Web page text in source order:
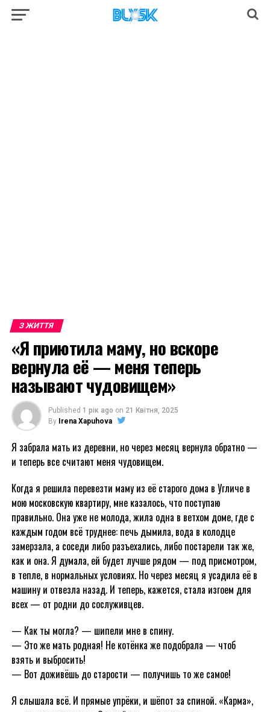
З ЖИТТЯ
«Я приютила маму, но вскоре
вернула её — меня теперь
называют чудовищем»
Published 1 рік ago on 21 Квітня, 2025
By Irena Xapuhova
Я забрала мать из деревни, но через месяц вернула обратно —
и теперь все считают меня чудовищем.
Когда я решила перевезти маму из её старого дома в Угличе в
мою московскую квартиру, мне казалось, что поступаю
правильно. Она уже не молода, жила одна в ветхом доме, где с
каждым годом всё труднее: печь дымила, вода в колодце
замерзала, а соседи либо разъехались, либо постарели так же,
как и она. Я думала, ей будет лучше рядом — под присмотром,
в тепле, в нормальных условиях. Но через месяц я усадила её в
машину и отвезла назад. И теперь, кажется, стала изгоем для
всех — от родни до сослуживцев.
— Как ты могла? — шипели мне в спину.
— Это же мать родная! Не котёнка же подобрала — чтоб
взять и выбросить!
— Вот доживёшь до старости — получишь то же самое!
Я слышала всё. И прямые упрёки, и шёпот за спиной. «Карма»,